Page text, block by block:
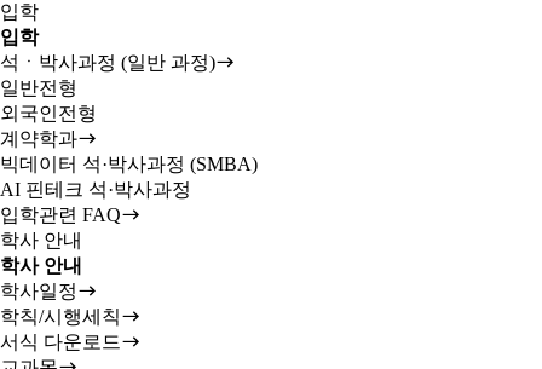
입학
입학
석ㆍ박사과정 (일반 과정)
일반전형
외국인전형
계약학과
빅데이터 석·박사과정 (SMBA)
AI 핀테크 석·박사과정
입학관련 FAQ
학사 안내
학사 안내
학사일정
학칙/시행세칙
서식 다운로드